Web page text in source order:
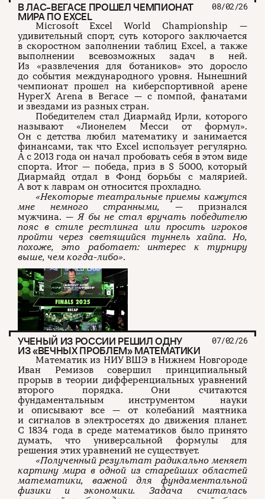
В ЛАС-ВЕГАСЕ ПРОШЕЛ ЧЕМПИОНАТ
МИРА ПО EXCEL
08/02/26
Microsoft Excel World Championship —
удивительный спорт, суть которого заключается
в скоростном заполнении таблиц Excel, а также
выполнении всевозможных задач в ней.
Из «развлечения для ботаников» это доросло
до события международного уровня. Нынешний
чемпионат прошел на киберспортивной арене
HyperX Arena в Вегасе — с помпой, фанатами
и звездами из разных стран.
Победителем стал Диармайд Ирли, которого
называют «Лионелем Месси от формул».
Он с детства любил математику и занимается
финансами, так что Excel использует регулярно.
А с 2013 года он начал пробовать себя в этом виде
спорта. Итог — победа, приз в $ 5000, который
Диармайд отдал в Фонд борьбы с малярией.
А вот к лаврам он относится прохладно.
«Некоторые театральные приемы кажутся
мне немного странными, — признался
мужчина. — Я бы не стал вручать победителю
пояс в стиле рестлинга или просить игроков
пройти через светящийся туннель хайпа. Но,
похоже, это работает: интерес к турниру
выше, чем когда-либо».
УЧЕНЫЙ ИЗ РОССИИ РЕШИЛ ОДНУ
ИЗ «ВЕЧНЫХ ПРОБЛЕМ» МАТЕМАТИКИ
07/02/26
Математик из НИУ ВШЭ в Нижнем Новгороде
Иван Ремизов совершил принципиальный
прорыв в теории дифференциальных уравнений
второго порядка. Они считаются
фундаментальным инструментом науки
и описывают все — от колебаний маятника
и сигналов в электросетях до движения планет.
С 1834 года в среде математиков было принято
думать, что универсальной формулы для
решения этих уравнений не существует.
«Полученный результат радикально меняет
картину мира в одной из старейших областей
математики, важной для фундаментальной
физики и экономики. Задача считалась